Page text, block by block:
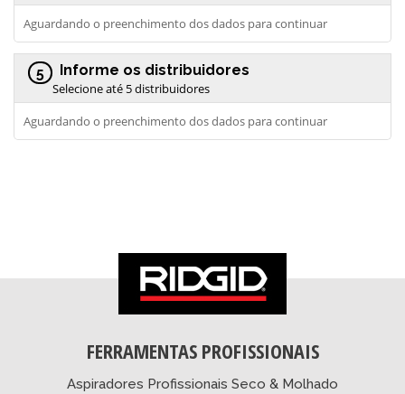
Aguardando o preenchimento dos dados para continuar
5 Informe os distribuidores
Selecione até 5 distribuidores
Aguardando o preenchimento dos dados para continuar
FERRAMENTAS PROFISSIONAIS
Aspiradores Profissionais Seco & Molhado